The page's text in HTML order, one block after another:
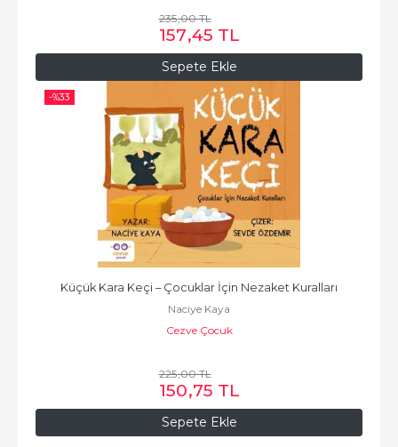
Sepete Ekle
235,00TL
157,45 TL
-%33
Sepete Ekle
Küçük Kara Keçi – Çocuklar İçin Nezaket Kuralları
Naciye Kaya
Cezve Çocuk
225,00TL
150,75 TL